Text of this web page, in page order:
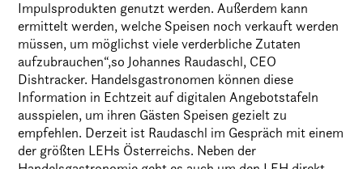
Impulsprodukten genutzt werden. Außerdem kann
ermittelt werden, welche Speisen noch verkauft werden
müssen, um möglichst viele verderbliche Zutaten
aufzubrauchen“,so Johannes Raudaschl, CEO
Dishtracker. Handelsgastronomen können diese
Information in Echtzeit auf digitalen Angebotstafeln
ausspielen, um ihren Gästen Speisen gezielt zu
empfehlen. Derzeit ist Raudaschl im Gespräch mit einem
der größten LEHs Österreichs. Neben der